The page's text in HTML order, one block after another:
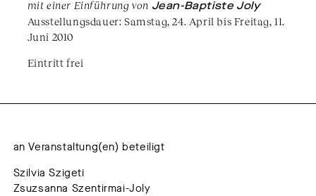
mit einer Einführung von Jean-Baptiste Joly
Ausstellungsdauer: Samstag, 24. April bis Freitag, 11.
Juni 2010
Eintritt frei
an Veranstaltung(en) beteiligt
Szilvia Szigeti
Zsuzsanna Szentirmai-Joly